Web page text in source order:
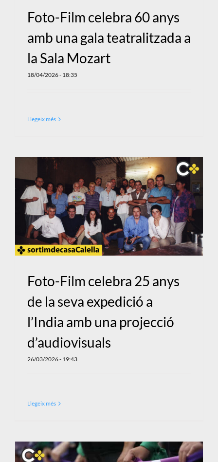
Foto-Film celebra 60 anys
amb una gala teatralitzada a
la Sala Mozart
18/04/2026 - 18:35
Llegeix més
Foto-Film celebra 25 anys
de la seva expedició a
l’India amb una projecció
d’audiovisuals
26/03/2026 - 19:43
Llegeix més